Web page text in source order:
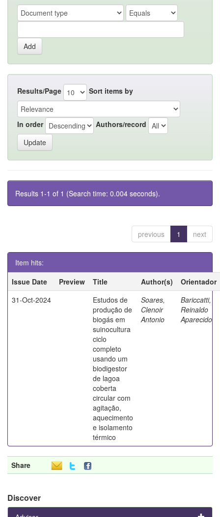
Results/Page Sort items by
In order Authors/record
Results 1-1 of 1 (Search time: 0.004 seconds).
previous 1 next
Item hits:
Issue Date
Preview Title Author(s)
Orientador
31-Oct-2024
Estudos de
produção de
biogás em
suinocultura
ciclo
completo
usando um
biodigestor
de lagoa
coberta
circular com
agitação,
aquecimento
e isolamento
térmico
Soares,
Clenoir
Antonio
Bariccatti,
Reinaldo
Aparecido
Share
Discover